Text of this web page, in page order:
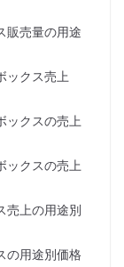
販売量の用途
ックス売上
ックスの売上
ックスの売上
売上の用途別
の用途別価格